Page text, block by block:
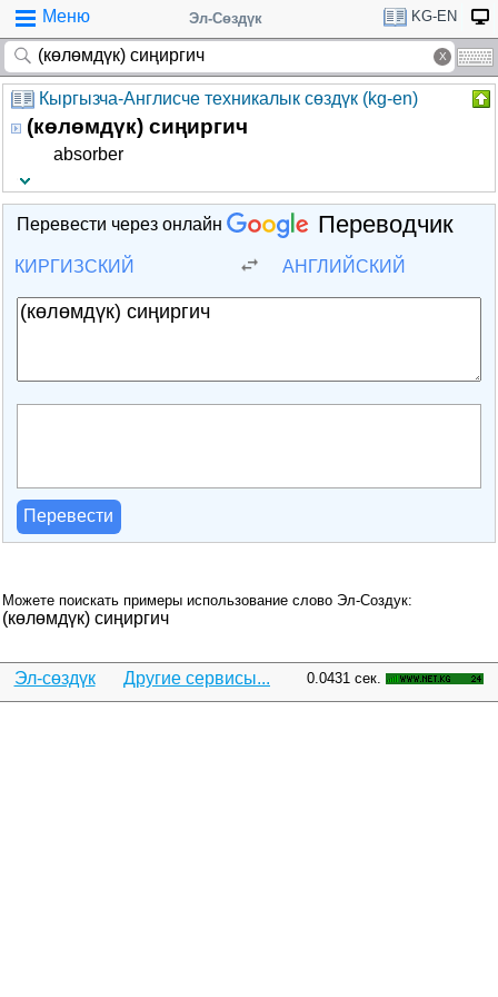
Меню Эл-Сөздүк KG-EN
Кыргызча-Англисче техникалык сөздүк (kg-en)
(көлөмдүк) сиңиргич
absorber
Перевести через онлайн Переводчик
КИРГИЗСКИЙ АНГЛИЙСКИЙ
Перевести
Можете поискать примеры использование слово Эл-Создук:
(көлөмдүк) сиңиргич
Эл-сөздүк Другие сервисы... 0.0431 сек.